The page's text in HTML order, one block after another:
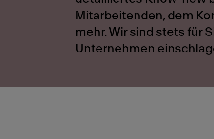
Mitarbeitenden, dem
mehr. Wir sind stets für
Unternehmen